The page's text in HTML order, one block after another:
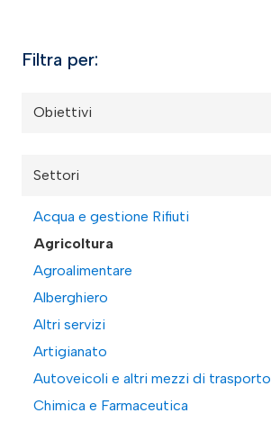
Filtra per:
Obiettivi
Settori
Acqua e gestione Rifiuti
Agricoltura
Agroalimentare
Alberghiero
Altri servizi
Artigianato
Autoveicoli e altri mezzi di trasporto
Chimica e Farmaceutica